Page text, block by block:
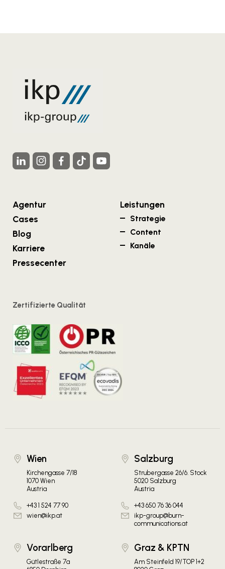
Agentur
Cases
Blog
Karriere
Pressecenter
Leistungen
Strategie
Content
Kanäle
Zertifizierte Qualität
Wien
Kirchengasse 7/18
1070 Wien
Austria
+43 1 524 77 90
wien@ikp.at
Salzburg
Strubergasse 26/6. Stock
5020 Salzburg
Austria
+43 650 76 36 044
ikp-group@burn-
communications.at
Vorarlberg
Gütlestraße 7a
Graz & KPTN
Am Steinfeld 19/TOP 1+2